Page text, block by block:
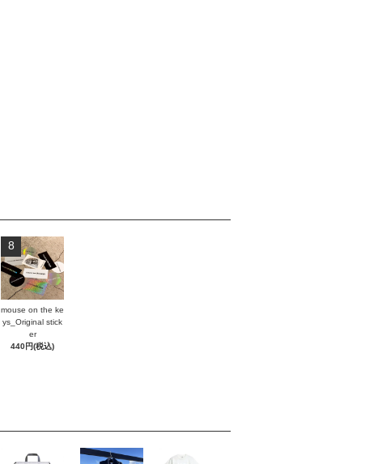
8
mouse on the ke
ys_Original stick
er
440円(税込)